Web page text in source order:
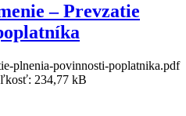
– Prevzatie
plnenia-povinnosti-poplatnika.pdf
234,77 kB